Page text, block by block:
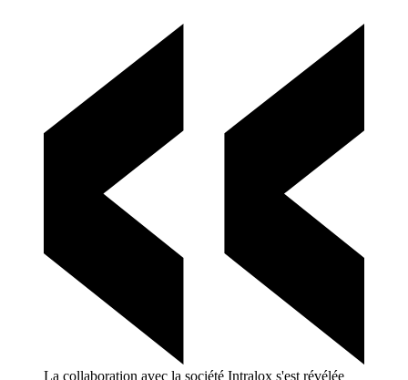
La collaboration avec la société Intralox s'est révélée